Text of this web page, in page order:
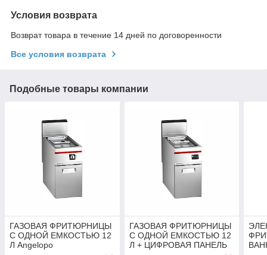
Условия возврата
Возврат товара в течение 14 дней по договоренности
Все условия возврата
Подобные товары компании
ГАЗОВАЯ ФРИТЮРНИЦЫ
С ОДНОЙ ЕМКОСТЬЮ 12
Л Angelopo
ГАЗОВАЯ ФРИТЮРНИЦЫ
С ОДНОЙ ЕМКОСТЬЮ 12
Л + ЦИФРОВАЯ ПАНЕЛЬ